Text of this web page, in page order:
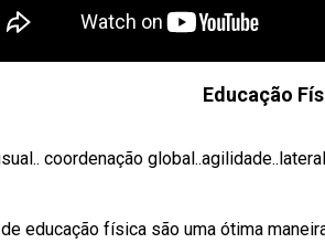
Educação
coordenação
educação física são uma ótima